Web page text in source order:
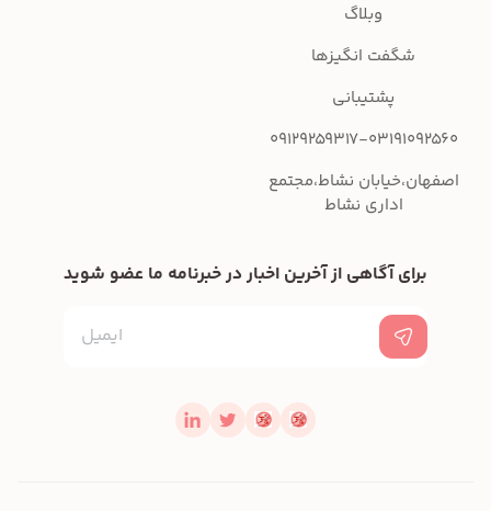
وبلاگ
شگفت انگیزها
پشتیبانی
09129259317-03191092560
اصفهان،خیابان نشاط،مجتمع
اداری نشاط
برای آگاهی از آخرین اخبار در خبرنامه ما عضو شوید